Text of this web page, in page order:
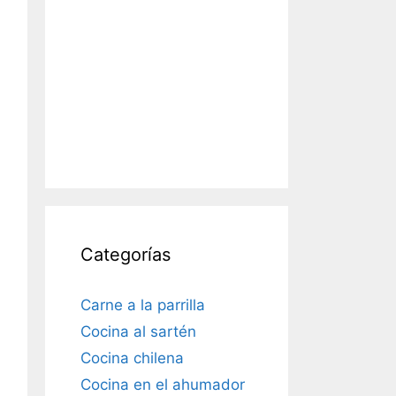
Categorías
Carne a la parrilla
Cocina al sartén
Cocina chilena
Cocina en el ahumador